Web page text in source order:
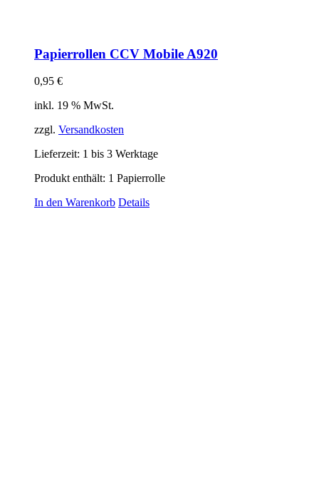
Papierrollen CCV Mobile A920
0,95 €
inkl. 19 % MwSt.
zzgl. Versandkosten
Lieferzeit: 1 bis 3 Werktage
Produkt enthält: 1 Papierrolle
In den Warenkorb Details